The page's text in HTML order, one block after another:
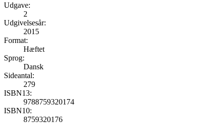
Udgave:
2
Udgivelsesår:
2015
Format:
Hæftet
Sprog:
Dansk
Sideantal:
279
ISBN13:
9788759320174
ISBN10:
8759320176